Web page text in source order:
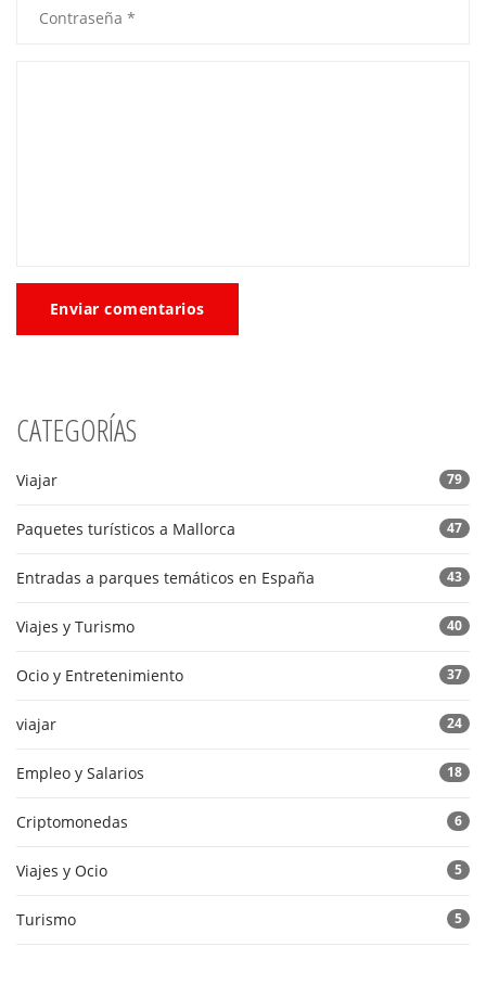
Enviar comentarios
CATEGORÍAS
Viajar 79
Paquetes turísticos a Mallorca 47
Entradas a parques temáticos en España 43
Viajes y Turismo 40
Ocio y Entretenimiento 37
viajar 24
Empleo y Salarios 18
Criptomonedas 6
Viajes y Ocio 5
Turismo 5